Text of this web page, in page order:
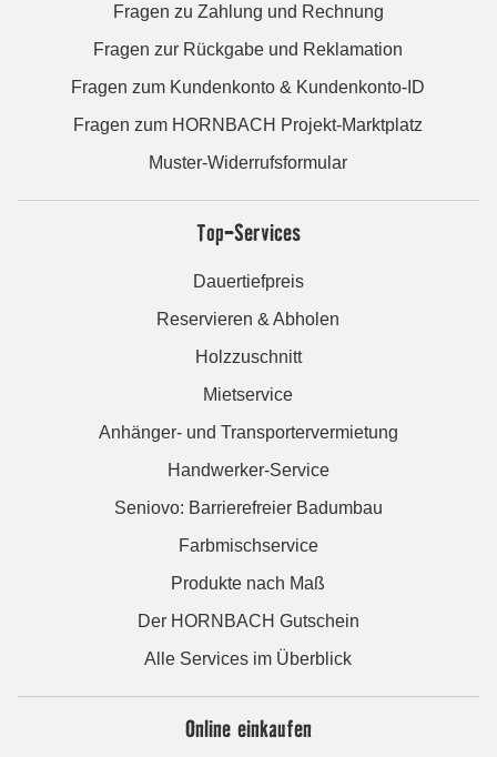
Fragen zu Zahlung und Rechnung
Fragen zur Rückgabe und Reklamation
Fragen zum Kundenkonto & Kundenkonto-ID
Fragen zum HORNBACH Projekt-Marktplatz
Muster-Widerrufsformular
Top-Services
Dauertiefpreis
Reservieren & Abholen
Holzzuschnitt
Mietservice
Anhänger- und Transportervermietung
Handwerker-Service
Seniovo: Barrierefreier Badumbau
Farbmischservice
Produkte nach Maß
Der HORNBACH Gutschein
Alle Services im Überblick
Online einkaufen